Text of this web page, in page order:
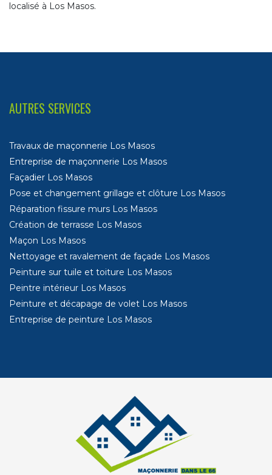
localisé à Los Masos.
AUTRES SERVICES
Travaux de maçonnerie Los Masos
Entreprise de maçonnerie Los Masos
Façadier Los Masos
Pose et changement grillage et clôture Los Masos
Réparation fissure murs Los Masos
Création de terrasse Los Masos
Maçon Los Masos
Nettoyage et ravalement de façade Los Masos
Peinture sur tuile et toiture Los Masos
Peintre intérieur Los Masos
Peinture et décapage de volet Los Masos
Entreprise de peinture Los Masos